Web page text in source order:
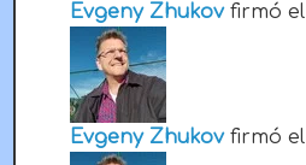
Evgeny Zhukov firmó el
Evgeny Zhukov firmó el